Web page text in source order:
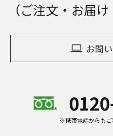
（ご注文・お届
お問
※携帯電話からも